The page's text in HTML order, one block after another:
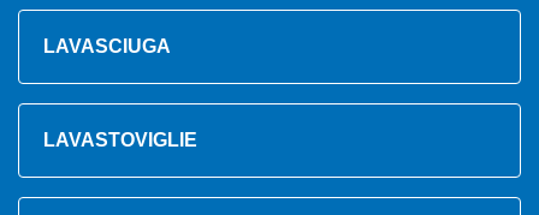
LAVASCIUGA
LAVASTOVIGLIE